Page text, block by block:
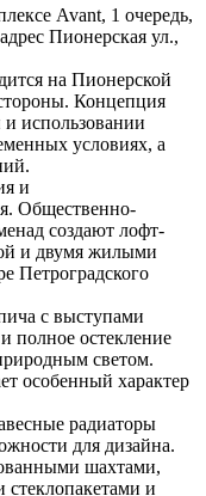
Avant, 1 очередь,
Пионерская ул.,
на Пионерской
Концепция
и использовании
условиях, а
и
Общественно-
создают лофт-
и двумя жилыми
Петроградского
с выступами
полное остекление
светом.
особенный характер
радиаторы
для дизайна.
шахтами,
и